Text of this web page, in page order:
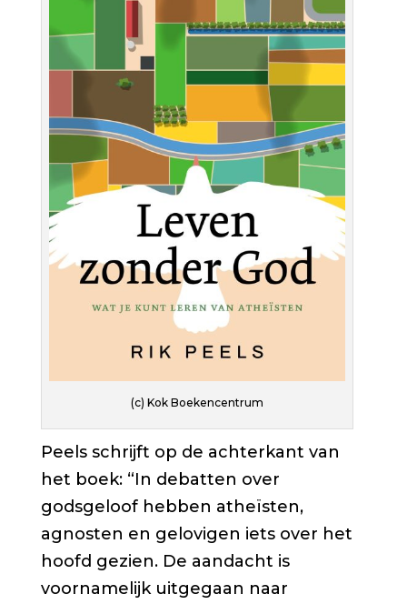
(c) Kok Boekencentrum
Peels schrijft op de achterkant van
het boek: “In debatten over
godsgeloof hebben atheïsten,
agnosten en gelovigen iets over het
hoofd gezien. De aandacht is
voornamelijk uitgegaan naar